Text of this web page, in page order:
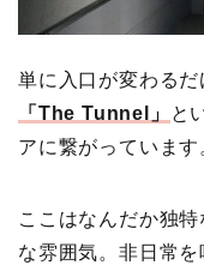
単に入口が変わるだ
「The Tunnel」
と
アに繋がっています
ここはなんだか独
な雰囲気。非日常